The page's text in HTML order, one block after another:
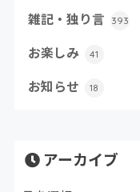
雑記・独り言 393
お楽しみ 41
お知らせ 18
アーカイブ